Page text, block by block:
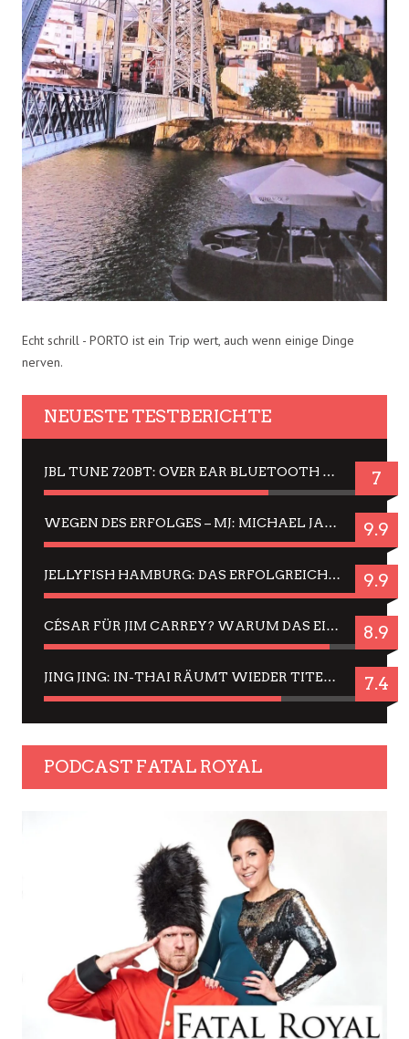
Echt schrill - PORTO ist ein Trip wert, auch wenn einige Dinge
nerven.
NEUESTE TESTBERICHTE
JBL TUNE 720BT: OVER EAR BLUETOOTH KOPFHÖRER UM DIE 50,-€ IM DAUER-TEST 7
WEGEN DES ERFOLGES – MJ: MICHAEL JACKSON MUSICAL IN EINER MATINEE SEHEN 9.9
JELLYFISH HAMBURG: DAS ERFOLGREICHE SOMMER-MENÜ 2025 IN GEFÜHLEN UND BILDERN 9.9
CÉSAR FÜR JIM CARREY? WARUM DAS EINER DER NERVIGSTEN ACTORS IST UND BLEIBT 8.9
JING JING: IN-THAI RÄUMT WIEDER TITEL AB – EIN ZWEI-STUNDEN-ERLEBNISBERICHT 7.4
PODCAST FATAL ROYAL